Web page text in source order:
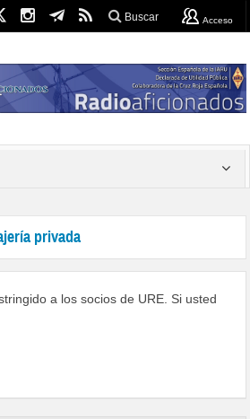
Buscar Acceso
privada
a los socios de URE. Si usted